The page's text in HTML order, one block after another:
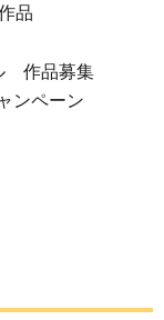
品
作品募集
ンペーン